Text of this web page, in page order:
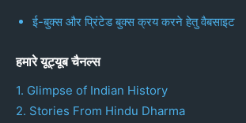
ई-बुक्स और प्रिंटेड बुक्स क्रय करने हेतु वैबसाइट
हमारे यूट्यूब चैनल्स
1. Glimpse of Indian History
2. Stories From Hindu Dharma